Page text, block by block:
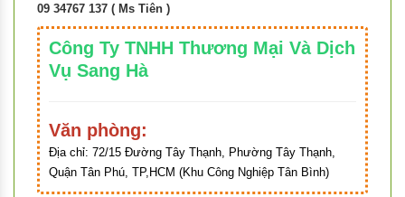
09 34767 137 ( Ms Tiên )
Công Ty TNHH Thương Mại Và Dịch
Vụ Sang Hà
Văn phòng:
Địa chỉ: 72/15 Đường Tây Thạnh, Phường Tây Thạnh,
Quận Tân Phú, TP,HCM (Khu Công Nghiệp Tân Bình)